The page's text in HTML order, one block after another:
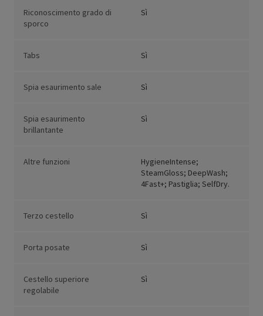
Riconoscimento grado di
sporco
Sì
Tabs Sì
Spia esaurimento sale Sì
Spia esaurimento
brillantante
Sì
Altre funzioni
HygieneIntense;
SteamGloss; DeepWash;
4Fast+; Pastiglia; SelfDry.
Terzo cestello Sì
Porta posate Sì
Cestello superiore
regolabile
Sì